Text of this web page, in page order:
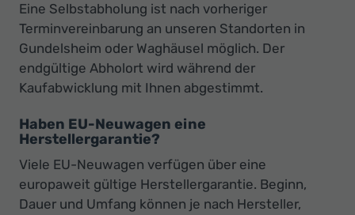
Eine Selbstabholung ist nach vorheriger
Terminvereinbarung an unseren Standorten in
Gundelsheim oder Waghäusel möglich. Der
endgültige Abholort wird während der
Kaufabwicklung mit Ihnen abgestimmt.
Haben EU-Neuwagen eine
Herstellergarantie?
Viele EU-Neuwagen verfügen über eine
europaweit gültige Herstellergarantie. Beginn,
Dauer und Umfang können je nach Hersteller,